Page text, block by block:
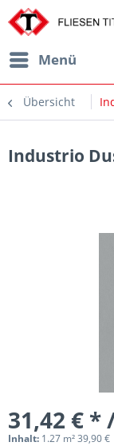
Menü
Übersicht
Industrio
31,42 € *
Inhalt: 1.27 m² 39,90 €